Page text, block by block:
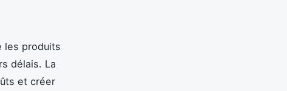
les produits
délais. La
et créer